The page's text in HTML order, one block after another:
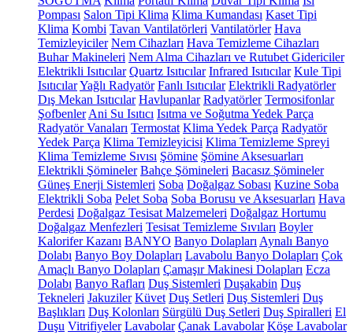
Pompası Salon Tipi Klima Klima Kumandası Kaset Tipi
Klima Kombi Tavan Vantilatörleri Vantilatörler Hava
Temizleyiciler Nem Cihazları Hava Temizleme Cihazları
Buhar Makineleri Nem Alma Cihazları ve Rutubet Gidericiler
Elektrikli Isıtıcılar Quartz Isıtıcılar Infrared Isıtıcılar Kule Tipi
IsıtıcılarYağlı Radyatör Fanlı Isıtıcılar Elektrikli Radyatörler
Dış Mekan Isıtıcılar Havlupanlar Radyatörler Termosifonlar
Şofbenler Ani Su Isıtıcı Isıtma ve Soğutma Yedek Parça
Radyatör Vanaları Termostat Klima Yedek Parça Radyatör
Yedek Parça Klima Temizleyicisi Klima Temizleme Spreyi
Klima Temizleme Sıvısı Şömine Şömine Aksesuarları
Elektrikli Şömineler Bahçe Şömineleri Bacasız Şömineler
Güneş Enerji Sistemleri Soba Doğalgaz Sobası Kuzine Soba
Elektrikli Soba Pelet Soba Soba Borusu ve Aksesuarları Hava
Perdesi Doğalgaz Tesisat Malzemeleri Doğalgaz Hortumu
Doğalgaz Menfezleri Tesisat Temizleme Sıvıları Boyler
Kalorifer Kazanı BANYO Banyo Dolapları Aynalı Banyo
Dolabı Banyo Boy Dolapları Lavabolu Banyo Dolapları Çok
Amaçlı Banyo Dolapları Çamaşır Makinesi Dolapları Ecza
Dolabı Banyo Rafları Duş Sistemleri Duşakabin Duş
Tekneleri Jakuziler Küvet Duş Setleri Duş Sistemleri Duş
Başlıkları Duş Kolonları Sürgülü Duş Setleri Duş Spiralleri El
Duşu Vitrifiyeler Lavabolar Çanak Lavabolar Köşe Lavabolar